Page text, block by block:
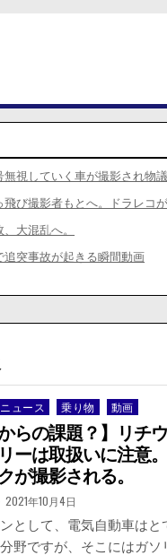
視していく車が撮影され物議
び撮影者もとへ。ドラレコが
大混乱へ。
追突事故が起きる瞬間動画
ニュース 乗り物 動画
からの課題？】リチ
ーは取扱いに注意
が撮影される。
掲
載
日：
2021年10月4日
として、電気自動車はと
野ですが、そこにはガソ